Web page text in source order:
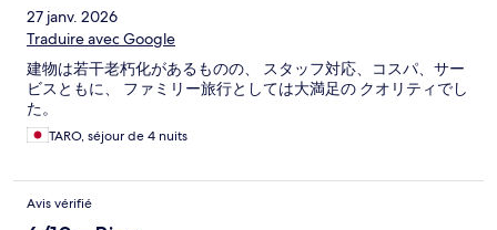
27 janv. 2026
Traduire avec Google
建物は若干老朽化があるものの、 スタッフ対応、コスパ、サー
ビスともに、 ファミリー旅行としては大満足の クオリティでし
た。
TARO, séjour de 4 nuits
Avis vérifié